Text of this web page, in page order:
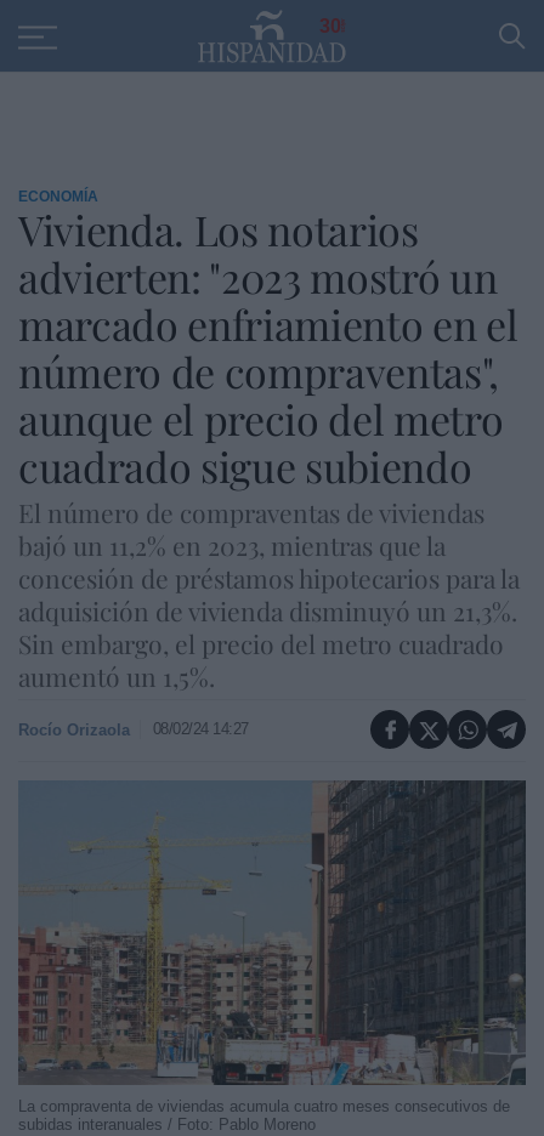
30
ECONOMÍA
Vivienda. Los notarios
advierten: "2023 mostró un
marcado enfriamiento en el
número de compraventas",
aunque el precio del metro
cuadrado sigue subiendo
El número de compraventas de viviendas
bajó un 11,2% en 2023, mientras que la
concesión de préstamos hipotecarios para la
adquisición de vivienda disminuyó un 21,3%.
Sin embargo, el precio del metro cuadrado
aumentó un 1,5%.
Rocío Orizaola 08/02/24 14:27
La compraventa de viviendas acumula cuatro meses consecutivos de
subidas interanuales / Foto: Pablo Moreno